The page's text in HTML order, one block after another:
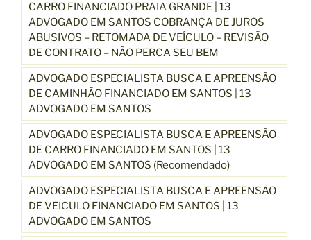
CARRO FINANCIADO PRAIA GRANDE | 13
ADVOGADO EM SANTOS COBRANÇA DE JUROS
ABUSIVOS – RETOMADA DE VEÍCULO – REVISÃO
DE CONTRATO – NÃO PERCA SEU BEM
ADVOGADO ESPECIALISTA BUSCA E APREENSÃO
DE CAMINHÃO FINANCIADO EM SANTOS | 13
ADVOGADO EM SANTOS
ADVOGADO ESPECIALISTA BUSCA E APREENSÃO
DE CARRO FINANCIADO EM SANTOS | 13
ADVOGADO EM SANTOS (Recomendado)
ADVOGADO ESPECIALISTA BUSCA E APREENSÃO
DE VEICULO FINANCIADO EM SANTOS | 13
ADVOGADO EM SANTOS